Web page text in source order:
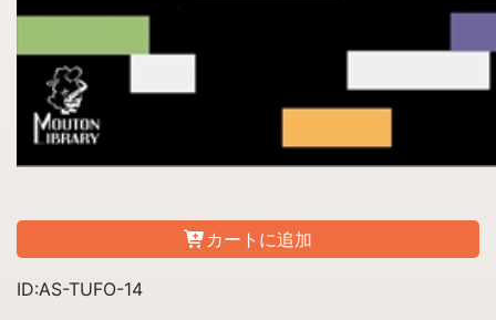
カートに追加
ID:AS-TUFO-14